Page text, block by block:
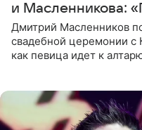
и Масленникова:
Дмитрий Масленников
свадебной церемонии с
как певица идет к